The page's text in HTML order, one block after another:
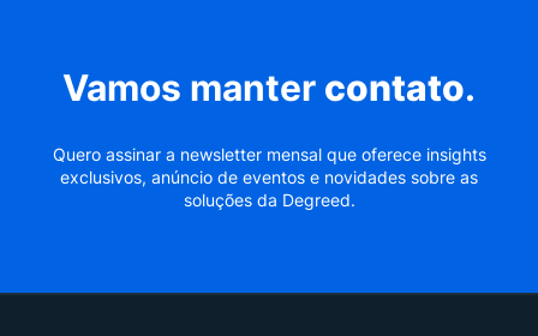
Vamos manter contato.
Quero assinar a newsletter mensal que oferece insights
exclusivos, anúncio de eventos e novidades sobre as
soluções da Degreed.